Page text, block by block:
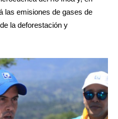
las emisiones de gases de
la deforestación y